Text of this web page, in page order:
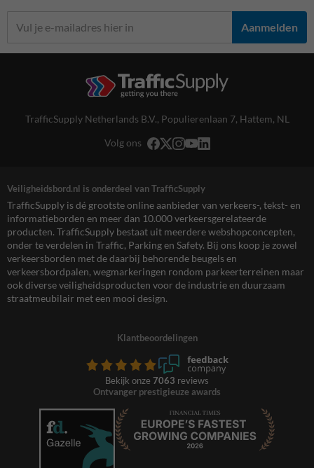
Aanmelden
TrafficSupply Netherlands B.V., Populierenlaan 7, Hattem, NL
Volg ons
Veiligheidsbord.nl is onderdeel van TrafficSupply
TrafficSupply is dé grootste online aanbieder van verkeers-, tekst- en
informatieborden en meer dan 10.000 verkeersgerelateerde
producten. TrafficSupply bestaat uit meerdere webshopconcepten,
onder te verdelen in Traffic, Parking en Safety. Bij ons koop je zowel
verkeersborden met de daarbij behorende beugels en
verkeersbordpalen, wegmarkeringen rondom parkeerterreinen maar
ook diverse veiligheidsproducten voor de industrie en duurzaam
straatmeubilair met een mooi design.
Klantbeoordelingen
Bekijk onze 7063 reviews
Ontvanger prestigieuze awards